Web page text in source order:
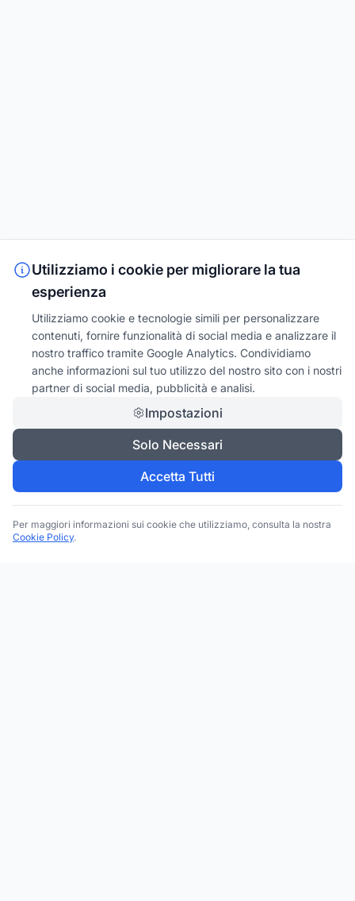
Utilizziamo i cookie per migliorare la tua
esperienza
Utilizziamo cookie e tecnologie simili per personalizzare
contenuti, fornire funzionalità di social media e analizzare il
nostro traffico tramite Google Analytics. Condividiamo
anche informazioni sul tuo utilizzo del nostro sito con i nostri
partner di social media, pubblicità e analisi.
Impostazioni
Solo Necessari
Accetta Tutti
Per maggiori informazioni sui cookie che utilizziamo, consulta la nostra
Cookie Policy.